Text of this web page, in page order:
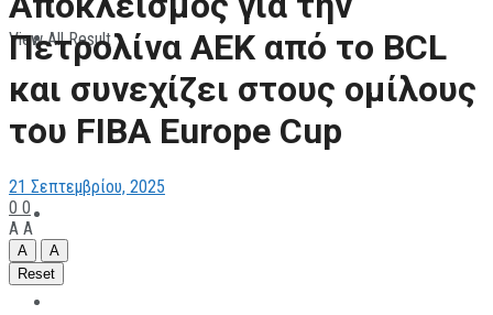
ΠΑΡΑΘΛΗΤΙΣΜΟΣ
ΜΗΧΑΝΟΚΙΝΗΤΑ
View All Result
Πετρολίνα ΑΕΚ από το BCL
και συνεχίζει στους ομίλους
του FIBA Europe Cup
21 Σεπτεμβρίου, 2025
0 0
A A
A
A
Reset